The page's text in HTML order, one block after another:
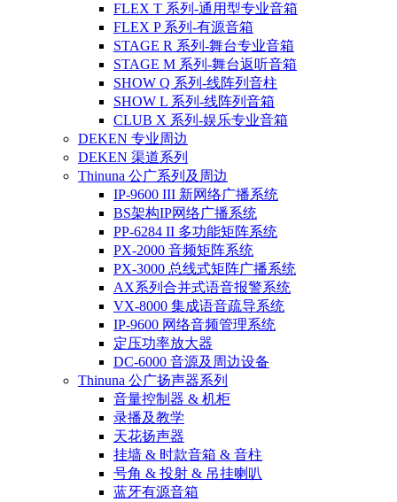
FLEX T 系列-通用型专业音箱
FLEX P 系列-有源音箱
STAGE R 系列-舞台专业音箱
STAGE M 系列-舞台返听音箱
SHOW Q 系列-线阵列音柱
SHOW L 系列-线阵列音箱
CLUB X 系列-娱乐专业音箱
DEKEN 专业周边
DEKEN 渠道系列
Thinuna 公广系列及周边
IP-9600 III 新网络广播系统
BS架构IP网络广播系统
PP-6284 II 多功能矩阵系统
PX-2000 音频矩阵系统
PX-3000 总线式矩阵广播系统
AX系列合并式语音报警系统
VX-8000 集成语音疏导系统
IP-9600 网络音频管理系统
定压功率放大器
DC-6000 音源及周边设备
Thinuna 公广扬声器系列
音量控制器 & 机柜
录播及教学
天花扬声器
挂墙 & 时款音箱 & 音柱
号角 & 投射 & 吊挂喇叭
蓝牙有源音箱